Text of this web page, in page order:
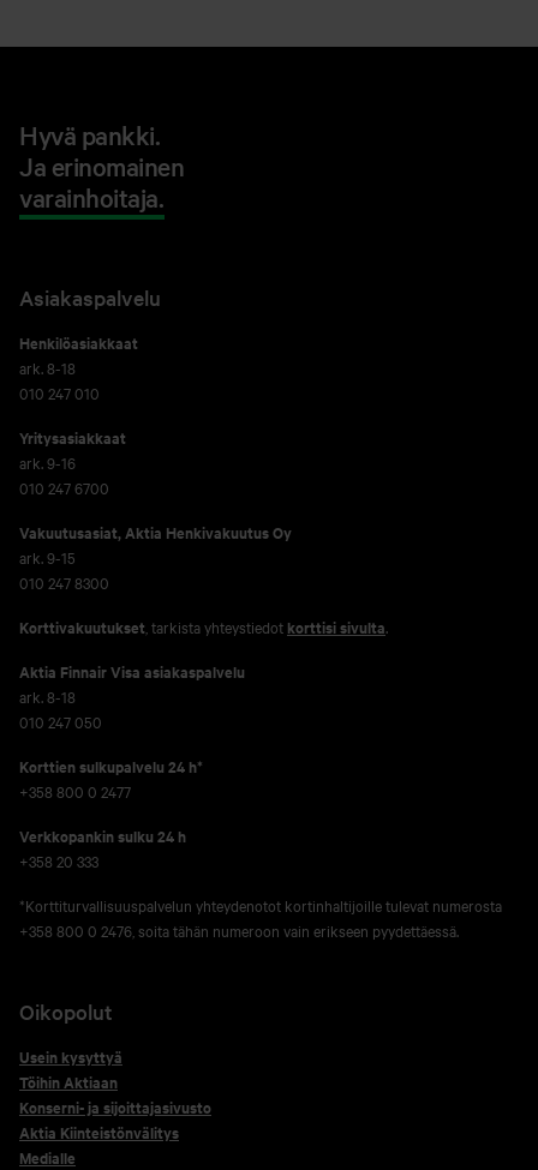
Hyvä pankki.
Ja erinomainen
varainhoitaja.
Asiakaspalvelu
Henkilöasiakkaat
ark. 8-18
010 247 010
Yritysasiakkaat
ark. 9-16
010 247 6700
Vakuutusasiat, Aktia Henkivakuutus Oy
ark. 9-15
010 247 8300
Korttivakuutukset , tarkista yhteystiedot korttisi sivulta.
Aktia Finnair Visa asiakaspalvelu
ark. 8-18
010 247 050
Korttien sulkupalvelu 24 h*
+358 800 0 2477
Verkko­pankin sulku 24 h
+358 20 333
*Korttiturvallisuuspalvelun yhteydenotot kortinhaltijoille tulevat numerosta
+358 800 0 2476, soita tähän numeroon vain erikseen pyydettäessä.
Oikopolut
Usein kysyttyä
Töihin Aktiaan
Konserni- ja sijoittajasivusto
Aktia Kiinteistönvälitys
Medialle